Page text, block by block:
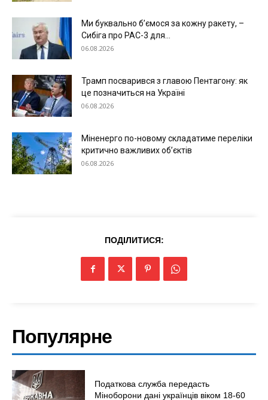
Ми буквально б’ємося за кожну ракету, –
Сибіга про PAC-3 для...
06.08.2026
Трамп посварився з главою Пентагону: як
це позначиться на Україні
06.08.2026
Міненерго по-новому складатиме переліки
критично важливих об’єктів
06.08.2026
ПОДІЛИТИСЯ:
Популярне
Податкова служба передасть
Міноборони дані українців віком 18-60